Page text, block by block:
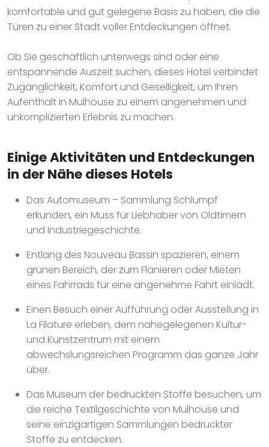
komfortable und gut gelegene Basis zu haben, die die
Türen zu einer Stadt voller Entdeckungen öffnet.
Ob Sie geschäftlich unterwegs sind oder eine
entspannende Auszeit suchen, dieses Hotel verbindet
Zugänglichkeit, Komfort und Geselligkeit, um Ihren
Aufenthalt in Mulhouse zu einem angenehmen und
unkomplizierten Erlebnis zu machen.
Einige Aktivitäten und Entdeckungen
in der Nähe dieses Hotels
Das Automuseum – Sammlung Schlumpf
erkunden, ein Muss für Liebhaber von Oldtimern
und Industriegeschichte.
Entlang des Nouveau Bassin spazieren, einem
grünen Bereich, der zum Flanieren oder Mieten
eines Fahrrads für eine angenehme Fahrt einlädt.
Einen Besuch einer Aufführung oder Ausstellung in
La Filature erleben, dem nahegelegenen Kultur-
und Kunstzentrum mit einem
abwechslungsreichen Programm das ganze Jahr
über.
Das Museum der bedruckten Stoffe besuchen, um
die reiche Textilgeschichte von Mulhouse und
seine einzigartigen Sammlungen bedruckter
Stoffe zu entdecken.